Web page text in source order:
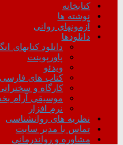
کتابخانه
نوشته ها
آزمونهای روانی
دانلودها
دانلود کتابهای
پاورپوینت
ویدئو
کتاب های فارسی
کارگاه و
موسیقی آرام
نرم افزار
نظریه های روانشناسی
تماس با مدیر سایت
مشاوره و رواندرمانی